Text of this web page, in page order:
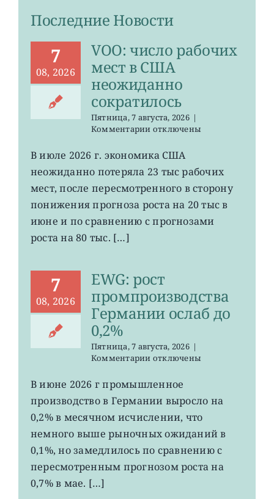
Последние Новости
7
08, 2026
VOO: число рабочих
мест в США
неожиданно
сократилось
Пятница, 7 августа, 2026 |
Комментариик
VOO:
рабочих
мест
США
неожиданно
отключены
В июле 2026 г. экономика США
неожиданно потеряла 23 тыс рабочих
мест, после пересмотренного в сторону
понижения прогноза роста на 20 тыс в
июне и по сравнению с прогнозами
роста на 80 тыс. […]
7
08, 2026
EWG: рост
промпроизводства
Германии ослаб до
0,2%
Пятница, 7 августа, 2026 |
Комментариик
EWG:
рост
промпроизводства
Германии
до
0,2%
отключены
В июне 2026 г промышленное
производство в Германии выросло на
0,2% в месячном исчислении, что
немного выше рыночных ожиданий в
0,1%, но замедлилось по сравнению с
пересмотренным прогнозом роста на
0,7% в мае. […]